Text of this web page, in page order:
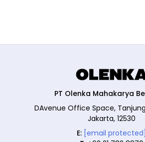
PT Olenka Mahakarya
DAvenue Office Space,
Jakarta, 12530
E: [email protected]